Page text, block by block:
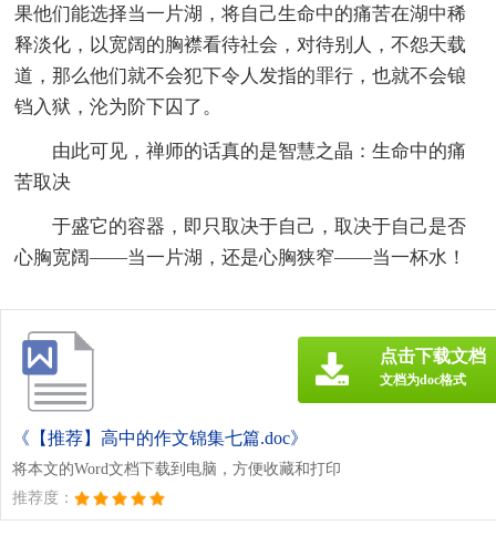
果他们能选择当一片湖，将自己生命中的痛苦在湖中稀
释淡化，以宽阔的胸襟看待社会，对待别人，不怨天载
道，那么他们就不会犯下令人发指的罪行，也就不会锒
铛入狱，沦为阶下囚了。
由此可见，禅师的话真的是智慧之晶：生命中的痛
苦取决
于盛它的容器，即只取决于自己，取决于自己是否
心胸宽阔——当一片湖，还是心胸狭窄——当一杯水！
《【推荐】高中的作文锦集七篇.doc》
将本文的Word文档下载到电脑，方便收藏和打印
推荐度：
点击下载文档
文档为doc格式